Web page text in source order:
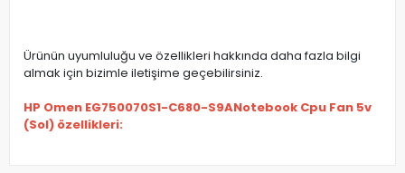
Ürünün uyumluluğu ve özellikleri hakkında daha fazla bilgi
almak için bizimle iletişime geçebilirsiniz.
HP Omen EG750070S1-C680-S9ANotebook Cpu Fan 5v
(Sol) özellikleri: